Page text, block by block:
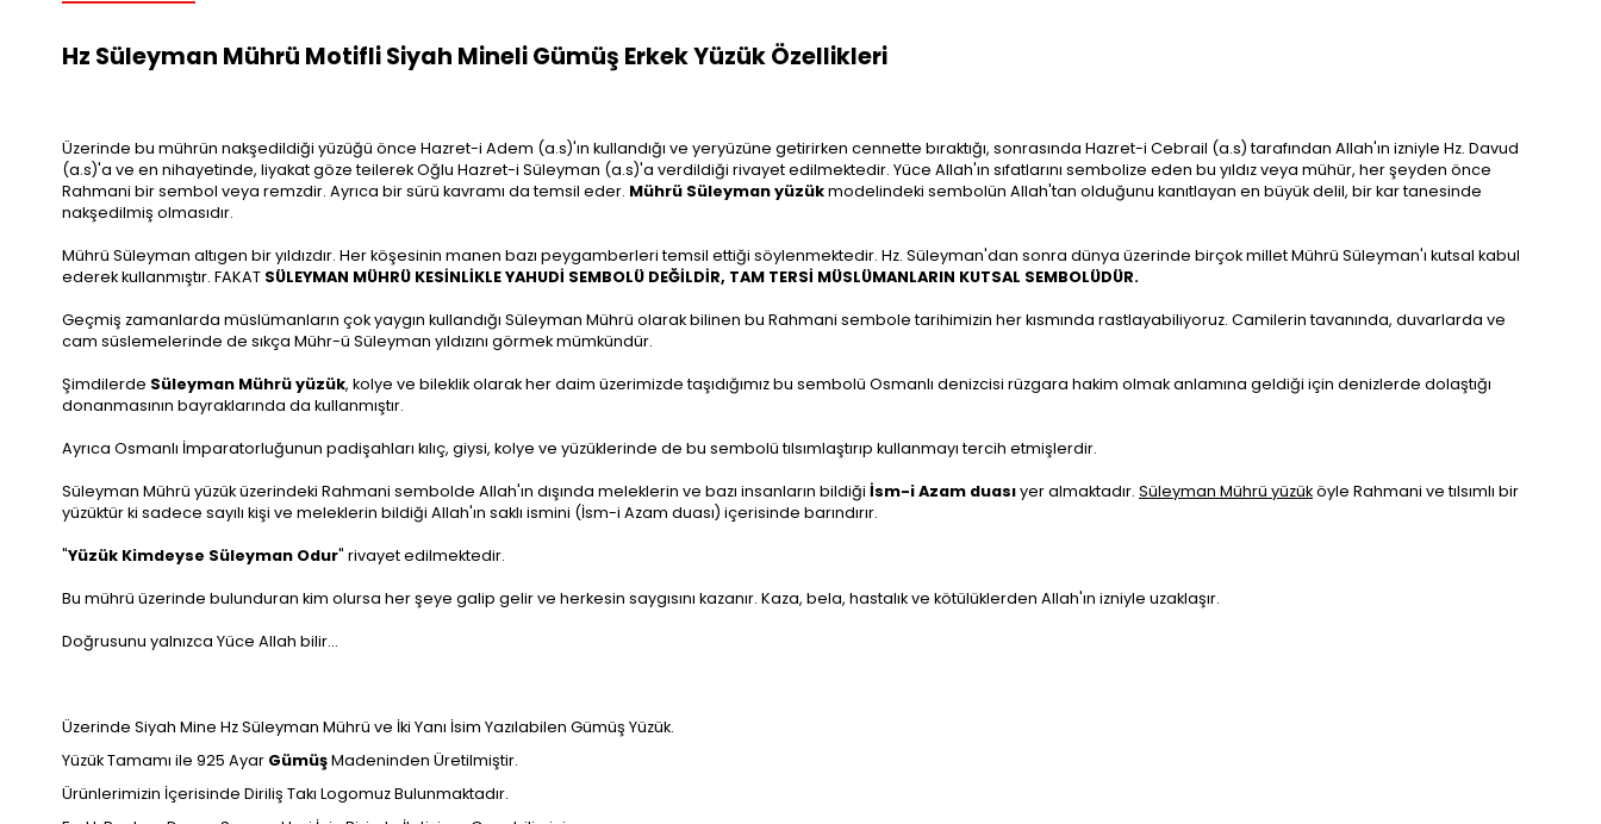
Hz Süleyman Mührü Motifli Siyah Mineli Gümüş Erkek Yüzük Özellikleri
Üzerinde bu mührün nakşedildiği yüzüğü önce Hazret-i Adem (a.s)'ın kullandığı ve yeryüzüne getirirken cennette bıraktığı, sonrasında Hazret-i Cebrail (a.s) tarafından Allah'ın izniyle Hz. Davud
(a.s)'a ve en nihayetinde, liyakat göze teilerek Oğlu Hazret-i Süleyman (a.s)'a verdildiği rivayet edilmektedir. Yüce Allah'ın sıfatlarını sembolize eden bu yıldız veya mühür, her şeyden önce
Rahmani bir sembol veya remzdir. Ayrıca bir sürü kavramı da temsil eder. Mührü Süleyman yüzükmodelindeki sembolün Allah'tan olduğunu kanıtlayan en büyük delil, bir kar tanesinde
nakşedilmiş olmasıdır.
Mührü Süleyman altıgen bir yıldızdır. Her köşesinin manen bazı peygamberleri temsil ettiği söylenmektedir. Hz. Süleyman'dan sonra dünya üzerinde birçok millet Mührü Süleyman'ı kutsal kabul
ederek kullanmıştır. FAKAT SÜLEYMAN MÜHRÜ KESİNLİKLE YAHUDİ SEMBOLÜ DEĞİLDİR, TAM TERSİ MÜSLÜMANLARIN KUTSAL SEMBOLÜDÜR.
Geçmiş zamanlarda müslümanların çok yaygın kullandığı Süleyman Mührü olarak bilinen bu Rahmani sembole tarihimizin her kısmında rastlayabiliyoruz. Camilerin tavanında, duvarlarda ve
cam süslemelerinde de sıkça Mühr-ü Süleyman yıldızını görmek mümkündür.
Şimdilerde Süleyman Mührü yüzük, kolye ve bileklik olarak her daim üzerimizde taşıdığımız bu sembolü Osmanlı denizcisi rüzgara hakim olmak anlamına geldiği için denizlerde dolaştığı
donanmasının bayraklarında da kullanmıştır.
Ayrıca Osmanlı İmparatorluğunun padişahları kılıç, giysi, kolye ve yüzüklerinde de bu sembolü tılsımlaştırıp kullanmayı tercih etmişlerdir.
Süleyman Mührü yüzük üzerindeki Rahmani sembolde Allah'ın dışında meleklerin ve bazı insanların bildiği İsm-i Azam duasıyer almaktadır. Süleyman Mührü yüzüköyle Rahmani ve tılsımlı bir
yüzüktür ki sadece sayılı kişi ve meleklerin bildiği Allah'ın saklı ismini (İsm-i Azam duası) içerisinde barındırır.
"Yüzük Kimdeyse Süleyman Odur" rivayet edilmektedir.
Bu mührü üzerinde bulunduran kim olursa her şeye galip gelir ve herkesin saygısını kazanır. Kaza, bela, hastalık ve kötülüklerden Allah'ın izniyle uzaklaşır.
Doğrusunu yalnızca Yüce Allah bilir...
Üzerinde Siyah Mine Hz Süleyman Mührü ve İki Yanı İsim Yazılabilen Gümüş Yüzük.
Yüzük Tamamı ile 925 Ayar GümüşMadeninden Üretilmiştir.
Ürünlerimizin İçerisinde Diriliş Takı Logomuz Bulunmaktadır.